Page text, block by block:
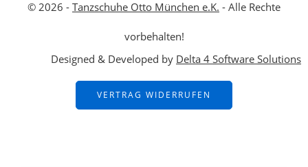
© 2026 - Tanzschuhe Otto München e.K. - Alle Rechte
vorbehalten!
Designed & Developed by Delta 4 Software Solutions
VERTRAG WIDERRUFEN